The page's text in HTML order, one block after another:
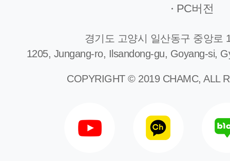
PC버전
경기도 고양시 일산동구 중앙로
1205, Jungang-ro, Ilsandong-gu, Goyang-si,
COPYRIGHT © 2019 CHAMC, ALL